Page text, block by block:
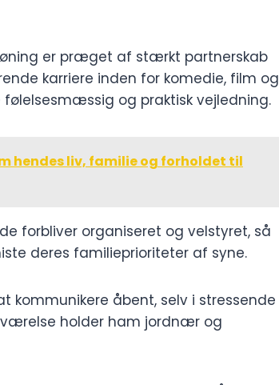
er præget af stærkt partnerskab
karriere inden for komedie, film og
og praktisk vejledning.
hendes liv, familie og forholdet til
forbliver organiseret og velstyret, så
deres familieprioriteter af syne.
kommunikere åbent, selv i stressende
holder ham jordnær og